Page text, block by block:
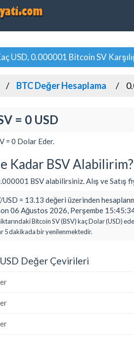
USD, 0.000001 Bitcoin SV
BTC Değer Hesaplama
= 0 USD
= 0 Dolar Eder.
Kadar BSV Alabilirim?
BSV alabilirsiniz. Alış ve Satış
= 13.13 değeri üzerinden
06 Ağustos 2026, Perşembe
Bitcoin SV (BSV) kaç Dolar (USD)
5 dakikada bir yenilenmektedir.
USD Değer Çevirileri